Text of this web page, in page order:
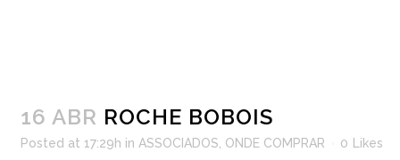
16 ABR ROCHE BOBOIS
Posted at 17:29h in ASSOCIADOS ONDE COMPRAR 0 Likes